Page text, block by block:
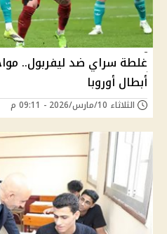
غلطة سراي ضد ليفربول..
أبطال أوروبا
الثلاثاء 10/مارس/2026 - 09:11 م